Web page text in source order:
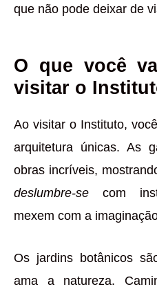
que não pode deixar de
O que você
visitar o
Ao visitar o Instituto,
arquitetura únicas. As
obras incríveis,
deslumbre-se com
mexem com a
Os jardins botânicos
ama a natureza.